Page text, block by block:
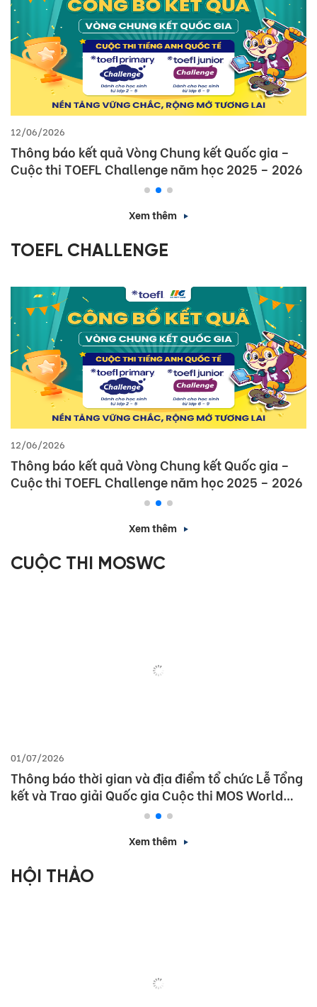
12/06/2026
Thông báo kết quả Vòng Chung kết Quốc gia –
Cuộc thi TOEFL Challenge năm học 2025 – 2026
Xem thêm
TOEFL CHALLENGE
12/06/2026
Thông báo kết quả Vòng Chung kết Quốc gia –
Cuộc thi TOEFL Challenge năm học 2025 – 2026
Xem thêm
CUỘC THI MOSWC
01/07/2026
Thông báo thời gian và địa điểm tổ chức Lễ Tổng
kết và Trao giải Quốc gia Cuộc thi MOS World
Xem thêm
HỘI THẢO